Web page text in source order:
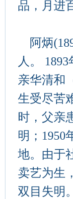
品，月进
阿炳
人。 1893
亲华清和
生受尽苦
时，父亲
明；1950
地。由于
卖艺为生
双目失明。